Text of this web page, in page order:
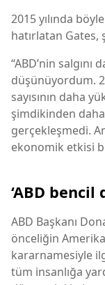
2015 yılında
hatırlatan Gates,
“ABD’nin
düşünüyordum.
sayısının daha
şimdikinden
gerçekleşmedi.
ekonomik etkisi
‘ABD bencil
ABD Başkanı
önceliğin
kararnamesiyle
tüm insanlığa